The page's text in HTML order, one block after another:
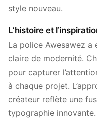
style nouveau.
L’histoire et
La police Awesawez a
claire de modernité.
pour capturer
à chaque projet.
créateur reflète une
typographie innovante.